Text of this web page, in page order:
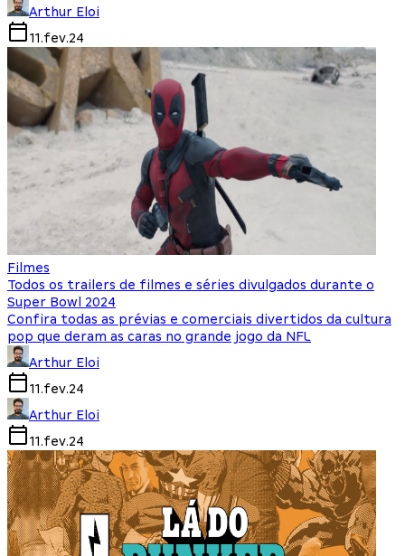
Arthur Eloi
11.fev.24
Filmes
Todos os trailers de filmes e séries divulgados durante o
Super Bowl 2024
Confira todas as prévias e comerciais divertidos da cultura
pop que deram as caras no grande jogo da NFL
Arthur Eloi
11.fev.24
Arthur Eloi
11.fev.24